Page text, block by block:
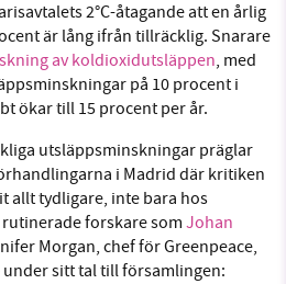
2°C-åtagande att en årlig
är lång ifrån tillräcklig. Snarare
av koldioxidutsläppen, med
på 10 procent i
ökar till 15 procent per år.
utsläppsminskningar präglar
i Madrid där kritiken
allt tydligare, inte bara hos
forskare som Johan
Morgan, chef för Greenpeace,
sitt tal till församlingen: